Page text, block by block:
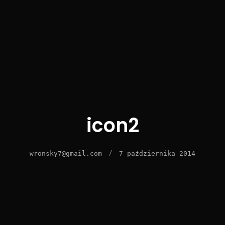
icon2
wronsky7@gmail.com / 7 października 2014